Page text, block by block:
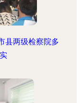
县两级检察院多